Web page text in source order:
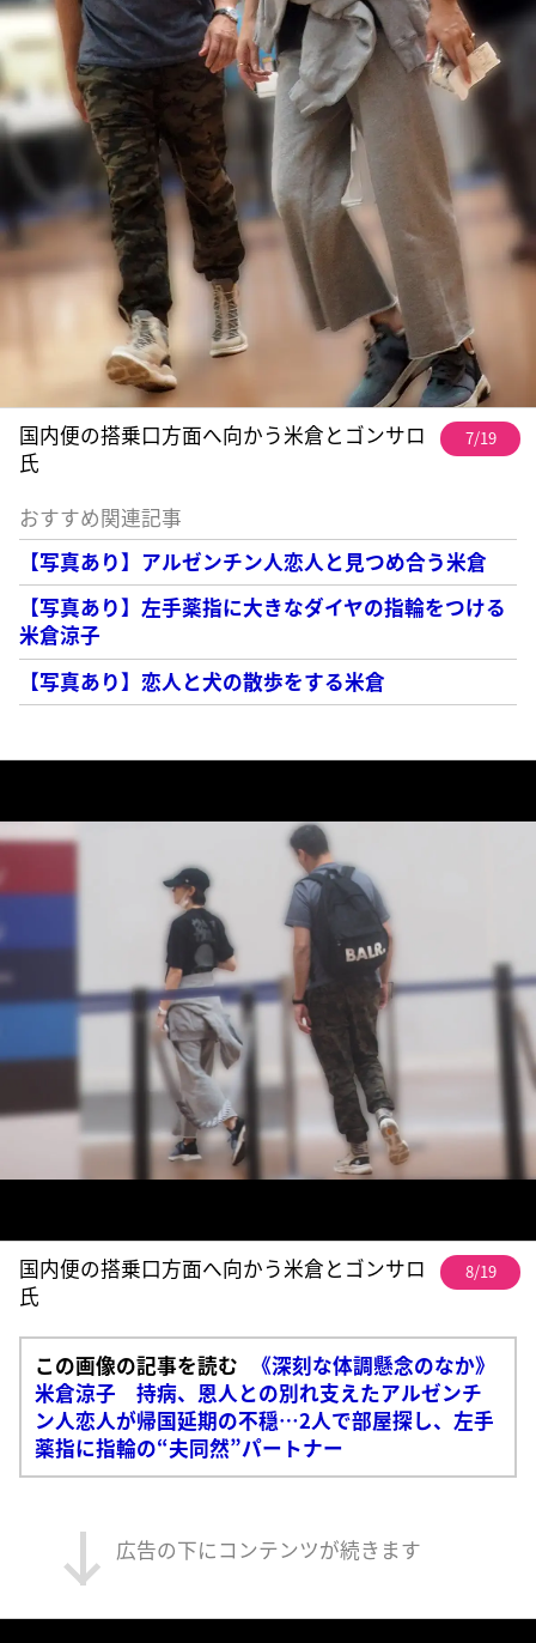
国内便の搭乗口方面へ向かう米倉とゴンサロ
氏
7/19
おすすめ関連記事
【写真あり】アルゼンチン人恋人と見つめ合う米倉
【写真あり】左手薬指に大きなダイヤの指輪をつける
米倉涼子
【写真あり】恋人と犬の散歩をする米倉
国内便の搭乗口方面へ向かう米倉とゴンサロ
氏
8/19
この画像の記事を読む
《深刻な体調懸念のなか》
米倉涼子 持病、恩人との別れ支えたアルゼンチ
ン人恋人が帰国延期の不穏…2人で部屋探し、左手
薬指に指輪の“夫同然”パートナー
広告の下にコンテンツが続きます